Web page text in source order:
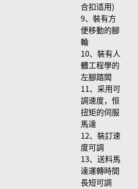
合扣适用)
9、裝有方
便移動的腳
輪
10、裝有人
體工程學的
左腳踏闆
11、采用可
調速度，恒
扭矩的伺服
馬達
12、裝訂速
度可調
13、送料馬
達運轉時間
長短可調